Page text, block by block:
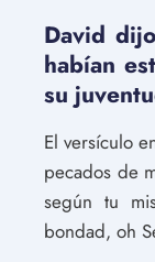
David
habían
su
El versículo
pecados de
según tu
bondad, oh